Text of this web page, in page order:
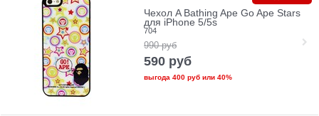
Чехол A Bathing Ape Go Ape Stars
для iPhone 5/5s
704
990 руб
590 руб
выгода 400 рубили 40%